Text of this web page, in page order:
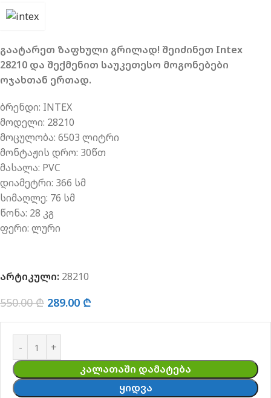
გაატარეთ ზაფხული გრილად! შეიძინეთ Intex
28210 და შექმენით საუკეთესო მოგონებები
ოჯახთან ერთად.
ბრენდი: INTEX
მოდელი: 28210
მოცულობა: 6503 ლიტრი
მონტაჟის დრო: 30წთ
მასალა: PVC
დიამეტრი: 366 სმ
სიმაღლე: 76 სმ
წონა: 28 კგ
ფერი: ლური
არტიკული: 28210
550.00₾ 289.00 ₾
ᲙᲐᲚᲐᲗᲐᲨᲘ ᲓᲐᲛᲐᲢᲔᲑᲐ
ᲧᲘᲓᲕᲐ